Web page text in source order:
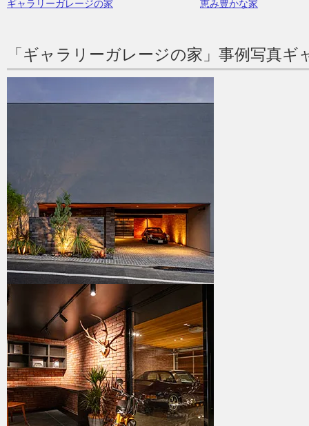
ギャラリーガレージの家 恵み豊かな家
「ギャラリーガレージの家」事例写真ギ